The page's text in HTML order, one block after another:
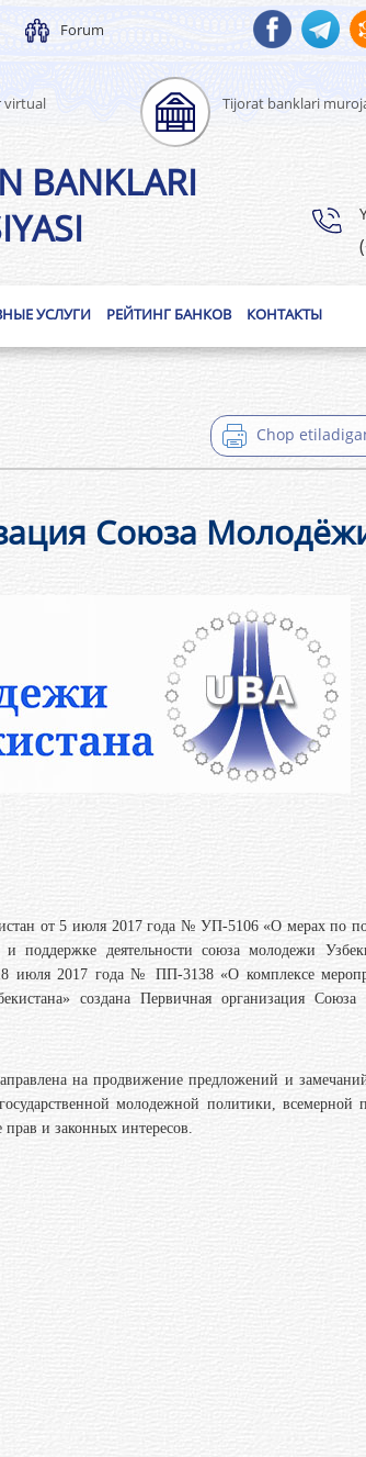
Forum
virtual
Tijorat banklari
BANKLARI
УСЛУГИ РЕЙТИНГ БАНКОВ КОНТАКТЫ
Chop
Союза
от 5 июля 2017 года № УП-5106 «О мерах по
поддержке деятельности союза молодежи
июля 2017 года № ПП-3138 «О комплексе
создана Первичная организация Союза
на продвижение предложений и
молодежной политики, всемерной
и законных интересов.